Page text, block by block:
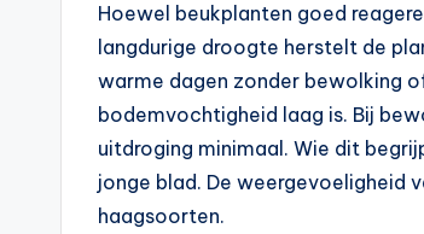
Hoewel beukplanten goed
langdurige droogte herstelt de
warme dagen zonder bewolking
bodemvochtigheid laag is. Bij
uitdroging minimaal. Wie dit
jonge blad. De weergevoeligheid
haagsoorten.